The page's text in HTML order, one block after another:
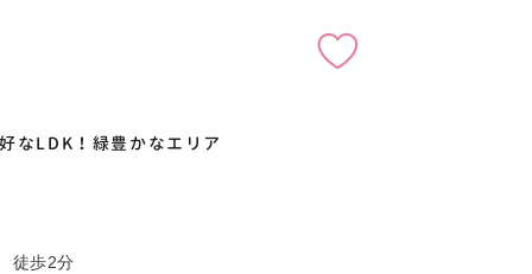
なLDK！緑豊かなエリア
徒歩2分